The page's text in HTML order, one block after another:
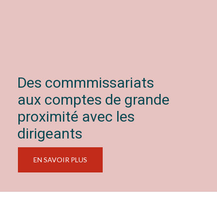
Des commmissariats
aux comptes de grande
proximité avec les
dirigeants
EN SAVOIR PLUS